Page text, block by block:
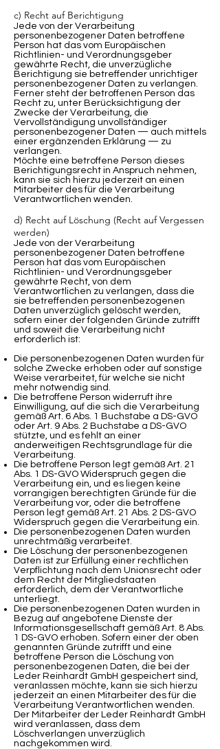
c) Recht auf Berichtigung
Jede von der Verarbeitung
personenbezogener Daten betroffene
Person hat das vom Europäischen
Richtlinien- und Verordnungsgeber
gewährte Recht, die unverzügliche
Berichtigung sie betreffender unrichtiger
personenbezogener Daten zu verlangen.
Ferner steht der betroffenen Person das
Recht zu, unter Berücksichtigung der
Zwecke der Verarbeitung, die
Vervollständigung unvollständiger
personenbezogener Daten — auch mittels
einer ergänzenden Erklärung — zu
verlangen.
Möchte eine betroffene Person dieses
Berichtigungsrecht in Anspruch nehmen,
kann sie sich hierzu jederzeit an einen
Mitarbeiter des für die Verarbeitung
Verantwortlichen wenden.
d) Recht auf Löschung (Recht auf Vergessen
werden)
Jede von der Verarbeitung
personenbezogener Daten betroffene
Person hat das vom Europäischen
Richtlinien- und Verordnungsgeber
gewährte Recht, von dem
Verantwortlichen zu verlangen, dass die
sie betreffenden personenbezogenen
Daten unverzüglich gelöscht werden,
sofern einer der folgenden Gründe zutrifft
und soweit die Verarbeitung nicht
erforderlich ist:
Die personenbezogenen Daten wurden für
solche Zwecke erhoben oder auf sonstige
Weise verarbeitet, für welche sie nicht
mehr notwendig sind.
Die betroffene Person widerruft ihre
Einwilligung, auf die sich die Verarbeitung
gemäß Art. 6 Abs. 1 Buchstabe a DS-GVO
oder Art. 9 Abs. 2 Buchstabe a DS-GVO
stützte, und es fehlt an einer
anderweitigen Rechtsgrundlage für die
Verarbeitung.
Die betroffene Person legt gemäß Art. 21
Abs. 1 DS-GVO Widerspruch gegen die
Verarbeitung ein, und es liegen keine
vorrangigen berechtigten Gründe für die
Verarbeitung vor, oder die betroffene
Person legt gemäß Art. 21 Abs. 2 DS-GVO
Widerspruch gegen die Verarbeitung ein.
Die personenbezogenen Daten wurden
unrechtmäßig verarbeitet.
Die Löschung der personenbezogenen
Daten ist zur Erfüllung einer rechtlichen
Verpflichtung nach dem Unionsrecht oder
dem Recht der Mitgliedstaaten
erforderlich, dem der Verantwortliche
unterliegt.
Die personenbezogenen Daten wurden in
Bezug auf angebotene Dienste der
Informationsgesellschaft gemäß Art. 8 Abs.
1 DS-GVO erhoben. Sofern einer der oben
genannten Gründe zutrifft und eine
betroffene Person die Löschung von
personenbezogenen Daten, die bei der
Leder Reinhardt GmbH gespeichert sind,
veranlassen möchte, kann sie sich hierzu
jederzeit an einen Mitarbeiter des für die
Verarbeitung Verantwortlichen wenden.
Der Mitarbeiter der Leder Reinhardt GmbH
wird veranlassen, dass dem
Löschverlangen unverzüglich
nachgekommen wird.